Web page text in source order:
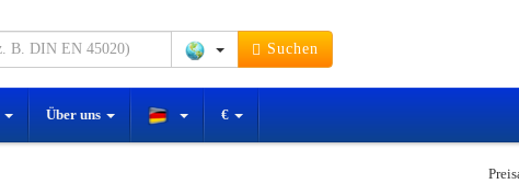
Suchen
Über uns €